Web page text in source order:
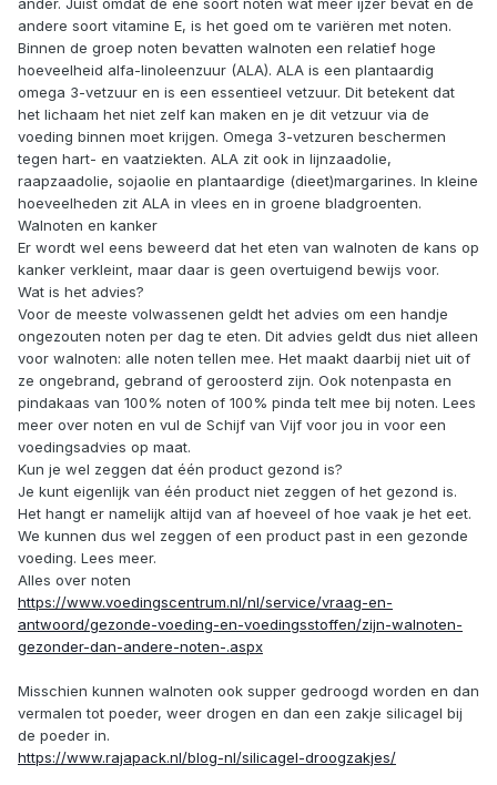
andere soort vitamine E, is het goed om te variëren met noten.
Binnen de groep noten bevatten walnoten een relatief hoge
hoeveelheid alfa-linoleenzuur (ALA). ALA is een plantaardig
omega 3-vetzuur en is een essentieel vetzuur. Dit betekent dat
het lichaam het niet zelf kan maken en je dit vetzuur via de
voeding binnen moet krijgen. Omega 3-vetzuren beschermen
tegen hart- en vaatziekten. ALA zit ook in lijnzaadolie,
raapzaadolie, sojaolie en plantaardige (dieet)margarines. In kleine
hoeveelheden zit ALA in vlees en in groene bladgroenten.
Walnoten en kanker
Er wordt wel eens beweerd dat het eten van walnoten de kans op
kanker verkleint, maar daar is geen overtuigend bewijs voor.
Wat is het advies?
Voor de meeste volwassenen geldt het advies om een handje
ongezouten noten per dag te eten. Dit advies geldt dus niet alleen
voor walnoten: alle noten tellen mee. Het maakt daarbij niet uit of
ze ongebrand, gebrand of geroosterd zijn. Ook notenpasta en
pindakaas van 100% noten of 100% pinda telt mee bij noten. Lees
meer over noten en vul de Schijf van Vijf voor jou in voor een
voedingsadvies op maat.
Kun je wel zeggen dat één product gezond is?
Je kunt eigenlijk van één product niet zeggen of het gezond is.
Het hangt er namelijk altijd van af hoeveel of hoe vaak je het eet.
We kunnen dus wel zeggen of een product past in een gezonde
voeding. Lees meer.
Alles over noten
https://www.voedingscentrum.nl/nl/service/vraag-en-
antwoord/gezonde-voeding-en-voedingsstoffen/zijn-walnoten-
gezonder-dan-andere-noten-.aspx
Misschien kunnen walnoten ook supper gedroogd worden en dan
vermalen tot poeder, weer drogen en dan een zakje silicagel bij
de poeder in.
https://www.rajapack.nl/blog-nl/silicagel-droogzakjes/